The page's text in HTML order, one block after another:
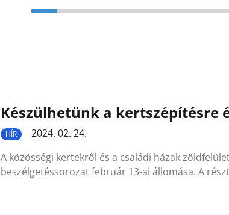
Készülhetünk a kertszépítésre
HÍR
2024. 02. 24.
A közösségi kertekről és a családi házak
beszélgetéssorozat február 13-ai állomása. A